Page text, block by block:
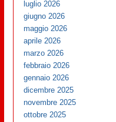
luglio 2026
giugno 2026
maggio 2026
aprile 2026
marzo 2026
febbraio 2026
gennaio 2026
dicembre 2025
novembre 2025
ottobre 2025